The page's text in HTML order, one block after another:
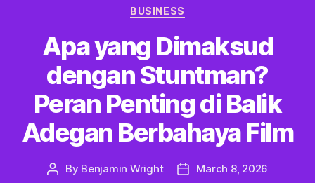
Categories
BUSINESS
Apa yang Dimaksud
dengan Stuntman?
Peran Penting di Balik
Adegan Berbahaya Film
Post
By Benjamin Wright
PostMarch 8, 2026